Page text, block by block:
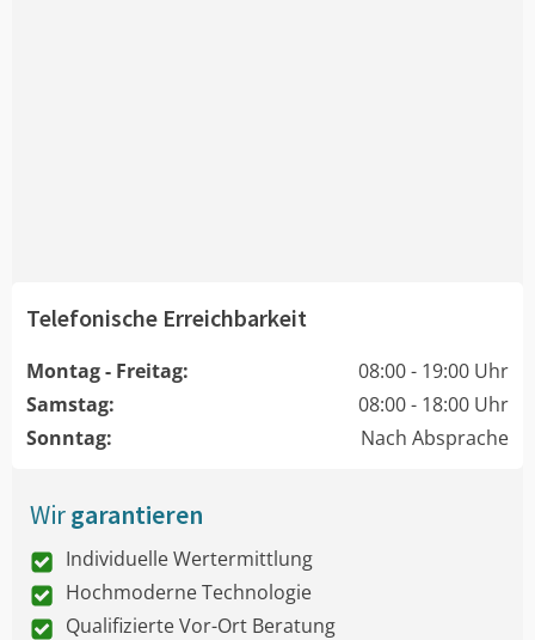
Telefonische Erreichbarkeit
Montag - Freitag:
08:00 - 19:00 Uhr
Samstag:
08:00 - 18:00 Uhr
Sonntag:
Nach Absprache
Wirgarantieren
Individuelle Wertermittlung
Hochmoderne Technologie
Qualifizierte Vor-Ort Beratung